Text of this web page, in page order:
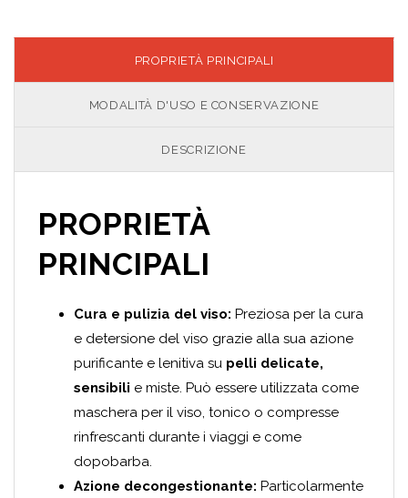
PROPRIETÀ PRINCIPALI
MODALITÀ D'USO E CONSERVAZIONE
DESCRIZIONE
PROPRIETÀ
PRINCIPALI
Cura e pulizia del viso: Preziosa per la cura
e detersione del viso grazie alla sua azione
purificante e lenitiva su pelli delicate,
sensibili e miste. Può essere utilizzata come
maschera per il viso, tonico o compresse
rinfrescanti durante i viaggi e come
dopobarba.
Azione decongestionante: Particolarmente